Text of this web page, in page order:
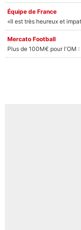
Équipe de France
Mercato Football